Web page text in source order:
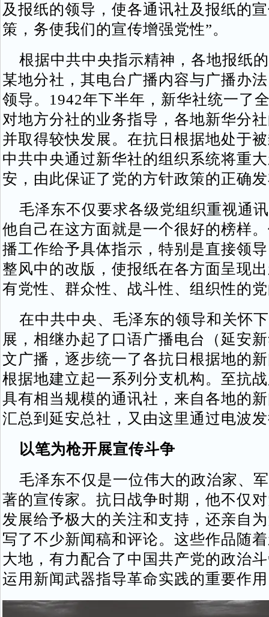
及报纸的领导，使各通讯社及报纸的
策，务使我们的宣传增强党性”。
根据中共中央指示精神，各地报纸
某地分社，其电台广播内容与广播办
领导。1942年下半年，新华社统一了
对地方分社的业务指导，各地新华分
并取得较快发展。在抗日根据地处于
中共中央通过新华社的组织系统将重
安，由此保证了党的方针政策的正确
毛泽东不仅要求各级党组织重视通
他自己在这方面就是一个很好的榜样
播工作给予具体指示，特别是直接领
整风中的改版，使报纸在各方面呈现
有党性、群众性、战斗性、组织性的
在中共中央、毛泽东的领导和关怀
展，相继办起了口语广播电台（延安
文广播，逐步统一了各抗日根据地的
根据地建立起一系列分支机构。至抗
具有相当规模的通讯社，来自各地的
汇总到延安总社，又由这里通过电波
以笔为枪开展宣传斗争
毛泽东不仅是一位伟大的政治家、
著的宣传家。抗日战争时期，他不仅
发展给予极大的关注和支持，还亲自
写了不少新闻稿和评论。这些作品随
大地，有力配合了中国共产党的政治
运用新闻武器指导革命实践的重要作